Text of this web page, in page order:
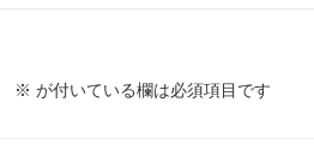
※ が付いている欄は必須項目です